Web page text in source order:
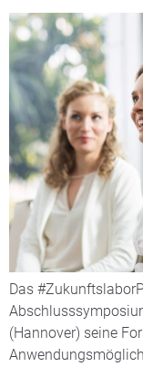
Das
(Hannover) seine